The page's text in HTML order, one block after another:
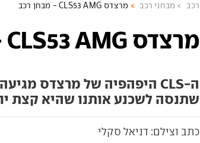
רכב מבחני רכב מרצדס CLS53 AMG - מבחן רכב
מרצדס CLS53 AMG - מבחן רכב
שתנסה לשכנע אותנו שהיא קצת
כתב וצילם: דניאל סקלי